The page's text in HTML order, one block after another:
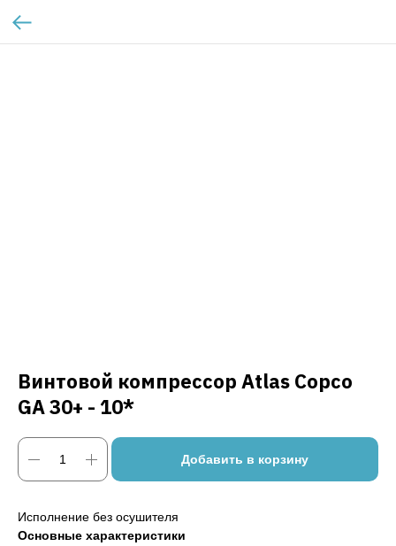
Винтовой компрессор Atlas Copco
GA 30+ - 10*
Добавить в корзину
Исполнение без осушителя
Основные характеристики